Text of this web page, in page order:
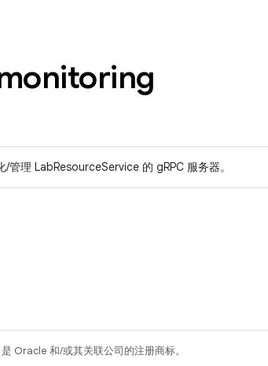
管理 LabResourceService 的 gRPC 服务器。
Oracle 和/或其关联公司的注册商标。